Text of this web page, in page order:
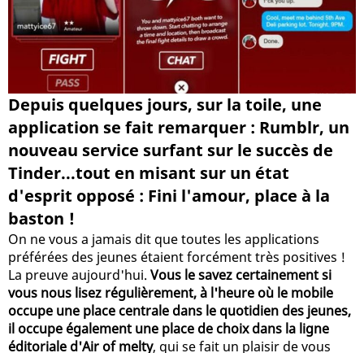
Depuis quelques jours, sur la toile, une
application se fait remarquer : Rumblr, un
nouveau service surfant sur le succès de
Tinder...tout en misant sur un état
d'esprit opposé : Fini l'amour, place à la
baston !
On ne vous a jamais dit que toutes les applications
préférées des jeunes étaient forcément très positives !
La preuve aujourd'hui. Vous le savez certainement si
vous nous lisez régulièrement, à l'heure où le mobile
occupe une place centrale dans le quotidien des jeunes,
il occupe également une place de choix dans la ligne
éditoriale d'Air of melty, qui se fait un plaisir de vous